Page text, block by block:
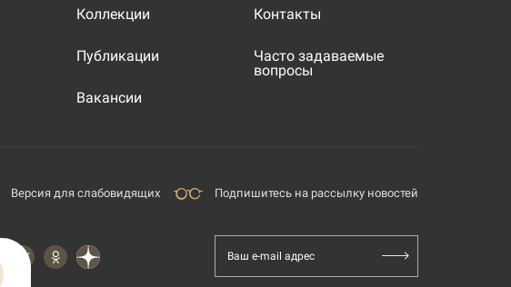
Коллекции
Публикации
Вакансии
Контакты
Часто задаваемые
вопросы
Версия для слабовидящих Подпишитесь на рассылку новостей
Ваш e-mail адрес